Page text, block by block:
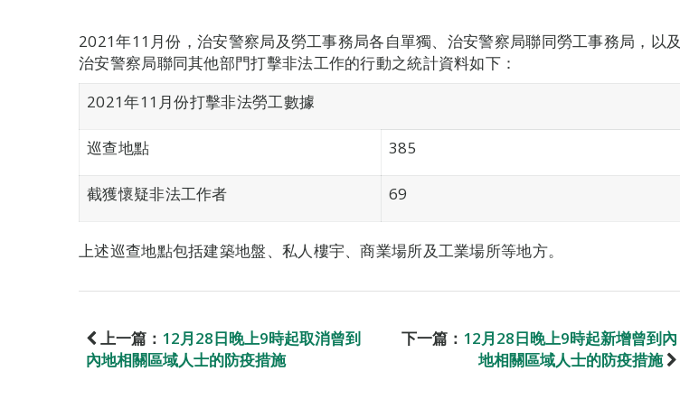
2021年11月份，治安警察局及勞工事務局各自單獨、治安警察局聯同勞工事務局，以及
治安警察局聯同其他部門打擊非法工作的行動之統計資料如下：
2021年11月份打擊非法勞工數據
巡查地點 385
截獲懷疑非法工作者 69
上述巡查地點包括建築地盤、私人樓宇、商業場所及工業場所等地方。
上一篇： 12月28日晚上9時起取消曾到
內地相關區域人士的防疫措施
下一篇： 12月28日晚上9時起新增曾到內
地相關區域人士的防疫措施